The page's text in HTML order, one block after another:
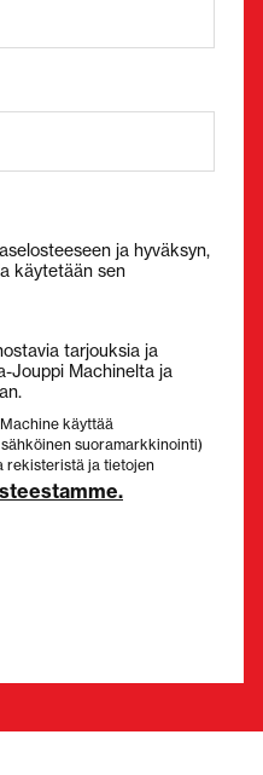
ja hyväksyn,
käytetään sen
tarjouksia ja
Jouppi Machinelta ja
käyttää
suoramarkkinointi)
rekisteristä ja tietojen